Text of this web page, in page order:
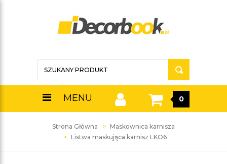
MENU 0
Strona Główna
Maskownica karnisza
Listwa maskująca karnisz LKO6